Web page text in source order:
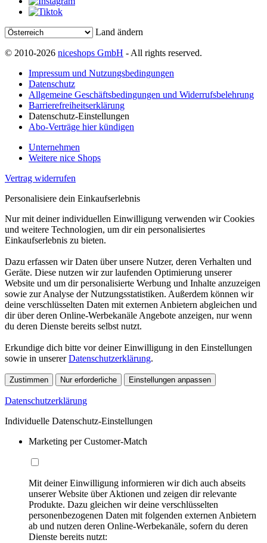
Land ändern
© 2010-2026 niceshops GmbH - All rights reserved.
Impressum und Nutzungsbedingungen
Datenschutz
Allgemeine Geschäftsbedingungen und Widerrufsbelehrung
Barrierefreiheitserklärung
Datenschutz-Einstellungen
Abo-Verträge hier kündigen
Unternehmen
Weitere nice Shops
Vertrag widerrufen
Personalisiere dein Einkaufserlebnis
Nur mit deiner individuellen Einwilligung verwenden wir Cookies
und weitere Technologien, um dir ein personalisiertes
Einkaufserlebnis zu bieten.
Dazu erfassen wir Daten über unsere Nutzer, deren Verhalten und
Geräte. Diese nutzen wir zur laufenden Optimierung unserer
Website und um dir personalisierte Werbung und Inhalte anzuzeigen
sowie zur Analyse der Nutzungsstatistiken. Außerdem können wir
deine verschlüsselten Daten mit externen Anbietern abgleichen und
dir über deren Online-Werbekanäle Angebote anzeigen, nur wenn
du deren Dienste bereits selbst nutzt.
Erkundige dich bitte vor deiner Einwilligung in den Einstellungen
sowie in unsererDatenschutzerklärung.
Zustimmen Nur erforderliche Einstellungen anpassen
Datenschutzerklärung
Individuelle Datenschutz-Einstellungen
Marketing per Customer-Match
Mit deiner Einwilligung informieren wir dich auch abseits
unserer Website über Aktionen und zeigen dir relevante
Produkte. Dazu gleichen wir deine verschlüsselten
personenbezogenen Daten mit folgenden externen Anbietern
ab und nutzen deren Online-Werbekanäle, sofern du deren
Dienste bereits nutzt: